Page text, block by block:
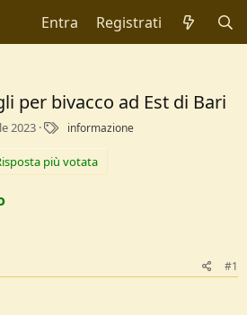
Entra Registrati
per bivacco ad Est di Bari
2023
g
informazione
più votata
#1